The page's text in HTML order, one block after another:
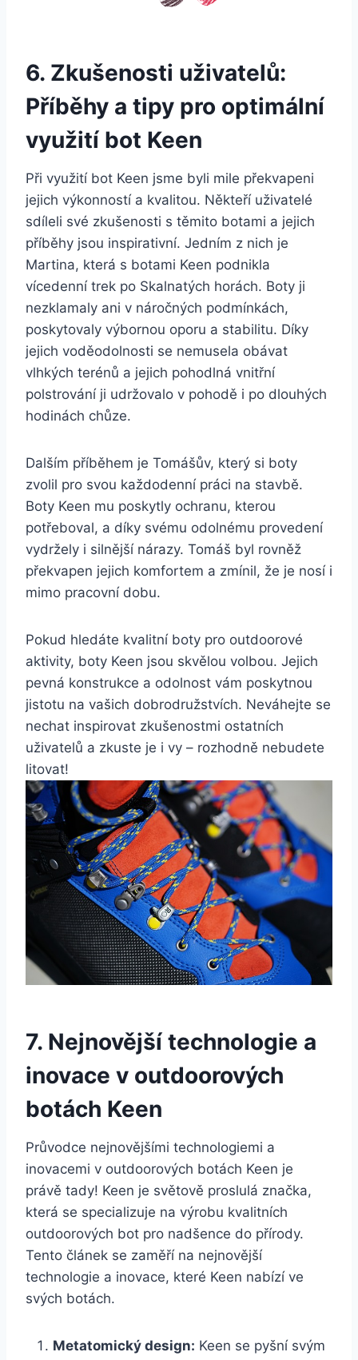
6. Zkušenosti uživatelů:
Příběhy a tipy pro optimální
využití bot⁢ Keen
Při využití bot ⁤Keen jsme⁤ byli​ mile překvapeni
jejich výkonností a ⁤kvalitou. ⁢Někteří uživatelé
sdíleli své zkušenosti s⁢ těmito botami a jejich
⁣příběhy jsou inspirativní. ⁣Jedním z nich je
Martina, která s botami Keen podnikla
vícedenní ‍trek po Skalnatých horách. Boty ji
nezklamaly ​ani ⁤v náročných podmínkách,
poskytovaly ‍výbornou ⁣oporu a stabilitu. Díky
jejich voděodolnosti se nemusela obávat‌
vlhkých terénů ​a jejich pohodlná vnitřní
polstrování ji udržovalo⁢ v pohodě i po dlouhých
hodinách chůze. ​
Dalším příběhem je⁣ Tomášův, který si boty
zvolil pro‍ svou ⁢každodenní práci‍ na stavbě.
Boty Keen ‍mu ‍poskytly ochranu, kterou
⁣potřeboval, a díky svému odolnému provedení
vydržely‍ i silnější ‌nárazy. Tomáš byl rovněž
překvapen ⁤jejich komfortem a zmínil, že je nosí i
mimo pracovní dobu.‌
Pokud hledáte⁢ kvalitní boty pro outdoorové
aktivity,⁢ boty Keen jsou skvělou​ volbou. Jejich
pevná⁤ konstrukce a odolnost vám poskytnou
jistotu na vašich dobrodružstvích. Neváhejte se
nechat inspirovat zkušenostmi ⁤ostatních​
uživatelů ⁤a zkuste je i vy – rozhodně⁤ nebudete
litovat!
7. Nejnovější technologie a
inovace⁢ v outdoorových
botách ⁤Keen
Průvodce nejnovějšími technologiemi a
inovacemi ‍v‍ outdoorových botách Keen ​je​
právě ​tady! Keen ⁢je ⁣světově proslulá značka,
která⁣ se ‍specializuje na výrobu kvalitních
‍outdoorových bot pro nadšence ⁢do​ přírody.
Tento článek ‍se zaměří⁣ na nejnovější
⁤technologie a inovace, které Keen ⁢nabízí ve
svých⁤ botách.
Metatomický design: Keen se pyšní⁢ svým